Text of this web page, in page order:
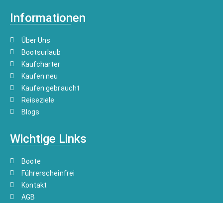
Informationen
Über Uns
Bootsurlaub
Kaufcharter
Kaufen neu
Kaufen gebraucht
Reiseziele
Blogs
Wichtige Links
Boote
Führerscheinfrei
Kontakt
AGB